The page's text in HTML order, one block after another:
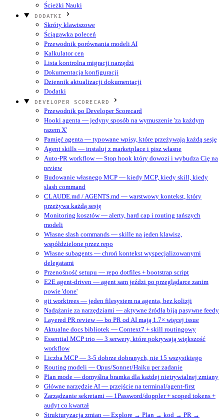
Ścieżki Nauki
DODATKI
Skróty klawiszowe
Ściągawka poleceń
Przewodnik porównania modeli AI
Kalkulator cen
Lista kontrolna migracji narzędzi
Dokumentacja konfiguracji
Dziennik aktualizacji dokumentacji
Dodatki
DEVELOPER SCORECARD
Przewodnik po Developer Scorecard
Hooki agenta — jedyny sposób na wymuszenie 'za każdym
razem X'
Pamięć agenta — typowane wpisy, które przeżywają każdą sesję
Agent skills — instaluj z marketplace i pisz własne
Auto-PR workflow — Stop hook który dowozi i wybudza Cię na
review
Budowanie własnego MCP — kiedy MCP, kiedy skill, kiedy
slash command
CLAUDE.md / AGENTS.md — warstwowy kontekst, który
przeżywa każdą sesję
Monitoring kosztów — alerty, hard cap i routing tańszych
modeli
Własne slash commands — skille na jeden klawisz,
współdzielone przez repo
Własne subagents — chroń kontekst wyspecjalizowanymi
delegatami
Przenośność setupu — repo dotfiles + bootstrap script
E2E agent-driven — agent sam jeździ po przeglądarce zanim
powie 'done'
git worktrees — jeden filesystem na agenta, bez kolizji
Nadążanie za narzędziami — aktywne źródła biją pasywne feedy
Layered PR review — bo PR od AI mają 1.7× więcej issue
Aktualne docs bibliotek — Context7 + skill routingowy
Essential MCP trio — 3 serwery, które pokrywają większość
workflow
Liczba MCP — 3-5 dobrze dobranych, nie 15 wszystkiego
Routing modeli — Opus/Sonnet/Haiku per zadanie
Plan mode — domyślna bramka dla każdej nietrywialnej zmiany
Główne narzędzie AI — przejście na terminal/agent‑first
Zarządzanie sekretami — 1Password/doppler + scoped tokens +
audyt co kwartał
Strukturyzacja zmian — Explore → Plan → kod → PR →